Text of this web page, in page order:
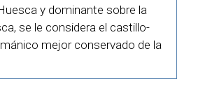
y dominante sobre la
se le considera el castillo-
mejor conservado de la